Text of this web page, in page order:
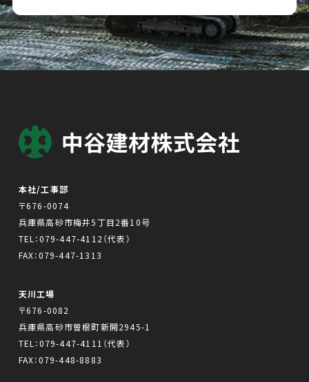
本社/工事部
〒676-0074
兵庫県高砂市梅井5丁目2番10号
TEL：079-447-4112 （代表）
FAX：079-447-1313
天川工場
〒676-0082
兵庫県高砂市曽根町新開2945-1
TEL：079-447-4111 （代表）
FAX：079-448-8883